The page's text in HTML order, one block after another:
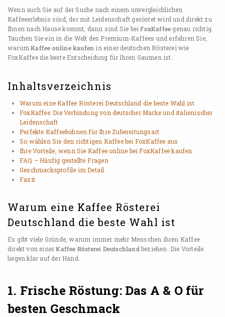
Wenn auch Sie auf der Suche nach einem unvergleichlichen
Kaffeeerlebnis sind, der mit Leidenschaft geröstet wird und direkt zu
Ihnen nach Hause kommt, dann sind Sie beiFoxKaffee genau richtig.
Tauchen Sie ein in die Welt des Premium-Kaffees und erfahren Sie,
warumKaffee online kaufen in einer deutschen Rösterei wie
FoxKaffee die beste Entscheidung für Ihren Gaumen ist.
Inhaltsverzeichnis
Warum eine Kaffee Rösterei Deutschland die beste Wahl ist
FoxKaffee: Die Verbindung von deutscher Marke und italienischer
Leidenschaft
Perfekte Kaffeebohnen für Ihre Zubereitungsart
So wählen Sie den richtigen Kaffee bei FoxKaffee aus
Ihre Vorteile, wenn Sie Kaffee online bei FoxKaffee kaufen
FAQ – Häufig gestellte Fragen
Geschmacksprofile im Detail
Fazit
Warum eine Kaffee Rösterei
Deutschland die beste Wahl ist
Es gibt viele Gründe, warum immer mehr Menschen ihren Kaffee
direkt von einerKaffee Rösterei Deutschland beziehen. Die Vorteile
liegen klar auf der Hand.
1. Frische Röstung: Das A & O für
besten Geschmack